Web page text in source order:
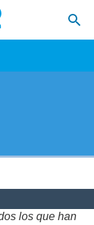
los que han